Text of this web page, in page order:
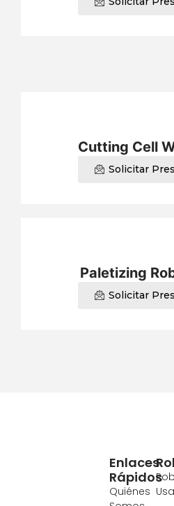
Cutting Cell
Solicitar
Paletizing
Solicitar
Enlaces
Rápidos
Quiénes